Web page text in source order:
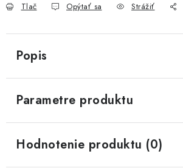
Tlač Opýtať sa Strážiť
Popis
Parametre produktu
Hodnotenie produktu (0)